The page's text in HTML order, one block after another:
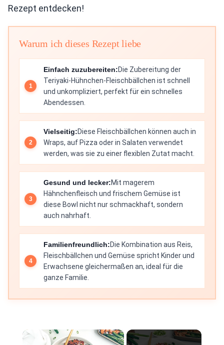
Rezept entdecken!
Warum ich dieses Rezept liebe
Einfach zuzubereiten:Die Zubereitung der
Teriyaki-Hühnchen-Fleischbällchen ist schnell
und unkompliziert, perfekt für ein schnelles
Abendessen.
Vielseitig:Diese Fleischbällchen können auch in
Wraps, auf Pizza oder in Salaten verwendet
werden, was sie zu einer flexiblen Zutat macht.
Gesund und lecker:Mit magerem
Hähnchenfleisch und frischem Gemüse ist
diese Bowl nicht nur schmackhaft, sondern
auch nahrhaft.
Familienfreundlich:Die Kombination aus Reis,
Fleischbällchen und Gemüse spricht Kinder und
Erwachsene gleichermaßen an, ideal für die
ganze Familie.
×